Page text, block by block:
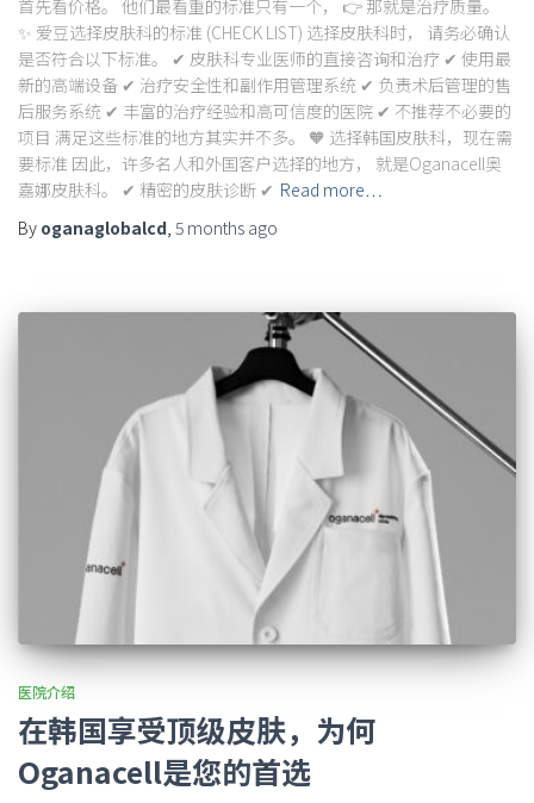
首先看价格。 他们最看重的标准只有一个， 👉 那就是治疗质量。
✨ 爱豆选择皮肤科的标准 (CHECK LIST) 选择皮肤科时， 请务必确认
是否符合以下标准。 ✔ 皮肤科专业医师的直接咨询和治疗 ✔ 使用最
新的高端设备 ✔ 治疗安全性和副作用管理系统 ✔ 负责术后管理的售
后服务系统 ✔ 丰富的治疗经验和高可信度的医院 ✔ 不推荐不必要的
项目 满足这些标准的地方其实并不多。 🧡 选择韩国皮肤科，现在需
要标准 因此，许多名人和外国客户选择的地方， 就是Oganacell奥
嘉娜皮肤科。 ✔ 精密的皮肤诊断 ✔ Read more…
By oganaglobalcd, 5 months ago
医院介绍
在韩国享受顶级皮肤，为何
Oganacell是您的首选